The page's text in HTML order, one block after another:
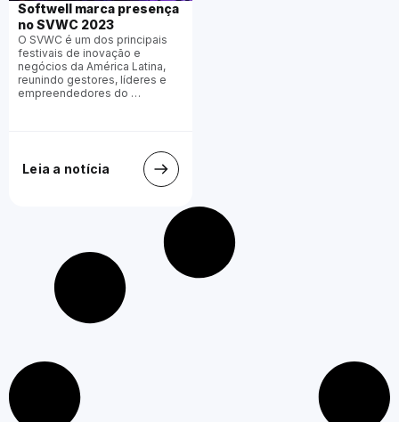
Softwell marca presença
no SVWC 2023
O SVWC é um dos principais
festivais de inovação e
negócios da América Latina,
reunindo gestores, líderes e
empreendedores do …
Leia a notícia